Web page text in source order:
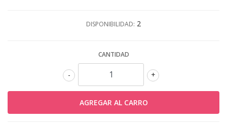
DISPONIBILIDAD: 2
CANTIDAD
+
-